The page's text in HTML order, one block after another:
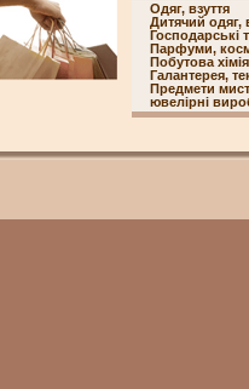
Одяг, взуття
Дитячий одяг,
Господарські
Парфуми,
Побутова
Галантерея,
Предмети
ювелірні